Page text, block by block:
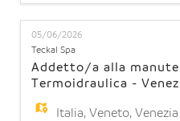
PT
PADOVA (PD) La risorsa
funzionamento degli impianti
le attività di manutenzione
straordinaria di impianti
elettroniche
05/06/2026
Teckal Spa
Addetto/a alla
Termoidraulica -
Italia,Veneto,Venezia